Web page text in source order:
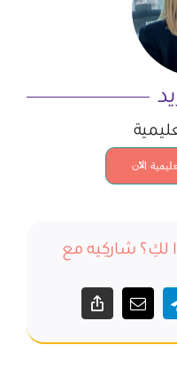
الآن
لكِ؟ شاركِيه مع